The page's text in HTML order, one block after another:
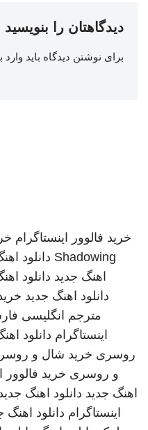
دیدگاهتان را بنویسید
برای نوشتن دیدگاه باید وارد
خرید فالوور اینستاگرام
Shadowing دانلود
اهنگ جدید دانلود
دانلود اهنگ جدید
مترجم انگلیسی
اینستاگرام دانلود
روسری خرید شال و
و روسری خرید فالوور
اهنگ جدید دانلود اهنگ
اینستاگرام دانلود اهنگ